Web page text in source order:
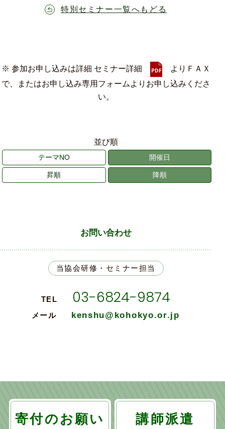
特別セミナー一覧へもどる
※ 参加お申し込みは詳細 セミナー詳細
よりＦＡＸ
で、またはお申し込み専用フォームよりお申し込みくださ
い。
並び順
テーマNO 開催日
昇順 降順
お問い合わせ
当協会研修・セミナー担当
TEL 03-6824-9874
メール kenshu@kohokyo.or.jp
寄付のお願い 講師派遣